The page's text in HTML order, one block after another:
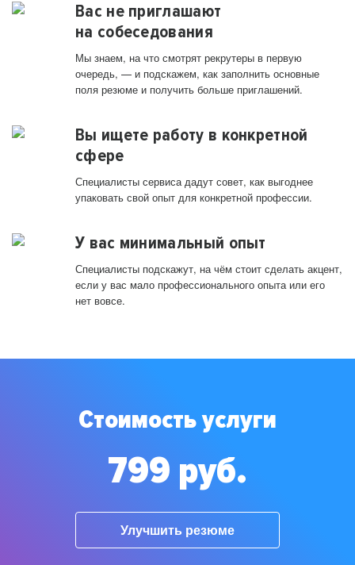
Вас не приглашают
на собеседования
Мы знаем, на что смотрят рекрутеры в первую
очередь, — и подскажем, как заполнить основные
поля резюме и получить больше приглашений.
Вы ищете работу в конкретной
сфере
Специалисты сервиса дадут совет, как выгоднее
упаковать свой опыт для конкретной профессии.
У вас минимальный опыт
Специалисты подскажут, на чём стоит сделать акцент,
если у вас мало профессионального опыта или его
нет вовсе.
Стоимость услуги
799 руб.
Улучшить резюме